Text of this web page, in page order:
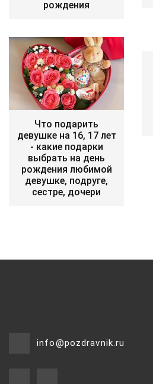
рождения
Что подарить
девушке на 16, 17 лет
- какие подарки
выбрать на день
рождения любимой
девушке, подруге,
сестре, дочери
info@pozdravnik.ru